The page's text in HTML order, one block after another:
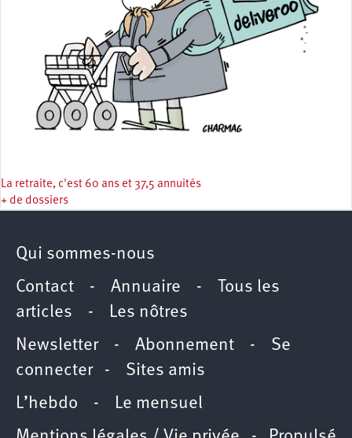
La retraite, c'est 60 ans et 37,5 annuités
+ de dossiers
Qui sommes-nous
Contact - Annuaire -
Tous les
articles - Les nôtres
Newsletter- Abonnement - Se
connecter- Sites amis
L’hebdo - Le mensuel